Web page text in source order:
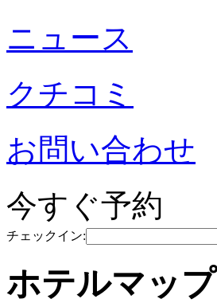
ニュース
クチコミ
お問い合わせ
今すぐ予約
チェックイン:
ホテルマップ